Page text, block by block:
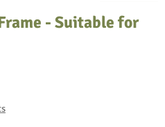
- Suitable for